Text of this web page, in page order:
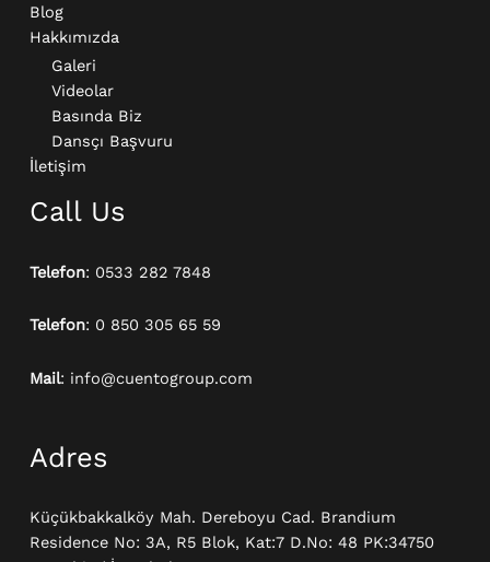
Blog
Hakkımızda
Galeri
Videolar
Basında Biz
Dansçı Başvuru
İletişim
Call Us
Telefon: 0533 282 7848
Telefon: 0 850 305 65 59
Mail: info@cuentogroup.com
Adres
Küçükbakkalköy Mah. Dereboyu Cad. Brandium
Residence No: 3A, R5 Blok, Kat:7 D.No: 48 PK:34750